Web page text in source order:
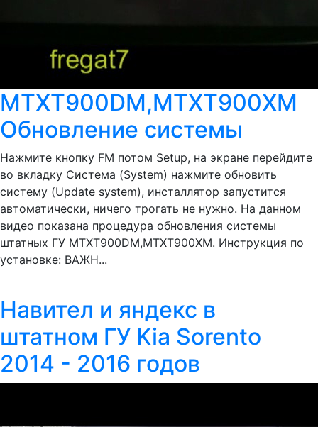
MTXT900DM,MTXT900XM
Обновление системы
Нажмите кнопку FM потом Setup, на экране перейдите
во вкладку Система (System) нажмите обновить
систему (Update system), инсталлятор запустится
автоматически, ничего трогать не нужно. На данном
видео показана процедура обновления системы
штатных ГУ MTXT900DM,MTXT900XM. Инструкция по
установке: ВАЖН...
Навител и яндекс в
штатном ГУ Kia Sorento
2014 - 2016 годов